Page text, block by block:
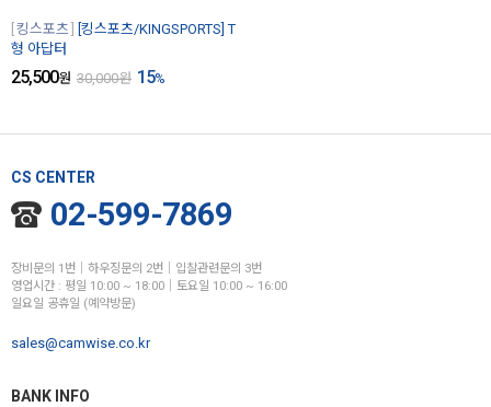
킹스포츠
[킹스포츠/KINGSPORTS] T
형 아답터
25,500원 30,000원 15%
CS CENTER
02-599-7869
장비문의 1번│하우징문의 2번│입찰관련문의 3번
영업시간 : 평일 10:00 ~ 18:00│토요일 10:00 ~ 16:00
일요일 공휴일 (예약방문)
sales@camwise.co.kr
BANK INFO